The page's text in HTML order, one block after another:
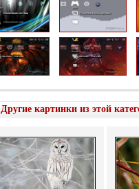
Другие картинки из этой